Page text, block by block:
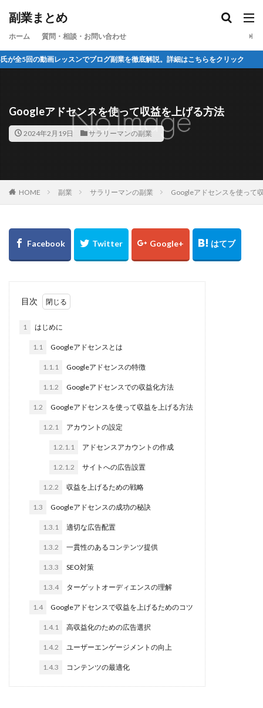
副業まとめ
ホーム 質問・相談・お問い合わせ
業を徹底解説。詳細はこちらをクリック
Googleアドセンスを使って収益を上げる方法
2024年2月19日 サラリーマンの副業
HOME 副業 サラリーマンの副業 Googleアドセンスを使って
目次
1 はじめに
1.1 Googleアドセンスとは
1.1.1 Googleアドセンスの特徴
1.1.2 Googleアドセンスでの収益化方法
1.2 Googleアドセンスを使って収益を上げる方法
1.2.1 アカウントの設定
1.2.1.1 アドセンスアカウントの作成
1.2.1.2 サイトへの広告設置
1.2.2 収益を上げるための戦略
1.3 Googleアドセンスの成功の秘訣
1.3.1 適切な広告配置
1.3.2 一貫性のあるコンテンツ提供
1.3.3 SEO対策
1.3.4 ターゲットオーディエンスの理解
1.4 Googleアドセンスで収益を上げるためのコツ
1.4.1 高収益化のための広告選択
1.4.2 ユーザーエンゲージメントの向上
1.4.3 コンテンツの最適化
カテゴリー
タグ
ブログ 稼ぐ 主婦
ブログ 稼ぐ サイト
ブログ 稼ぐ どこ
ブログ 稼ぐ おすすめ
ブログ 収入 平均
ブログ 収入 副業
ブログ 収入 初心者
ブログ pv 増やす
ブログ pv 収入
ブログ
パソコン副業
パソコン 稼ぐ 方法
パソコン 稼ぐ
ダイエット アフィリエイトブログ
ダイエット アフィリエイト ブログ
ダイエット アフィリエイト
ソーシャルレンディング 怪しい
スマホ 稼ぎ
スマホ アフィリエイト
スマホ ブログ 稼ぐ
ブログ 金儲け
ブログ、稼ぐ、ジャンル
稼げるおススメ分野
掲示板 アフィリエイト
専業 主婦 ブログ 収入
在宅 副業 男性
在宅 パソコン 仕事
副業を始めたい
副業 簡単 スマホ
副業 在宅 スマホ
副業 在宅
副業 スマホ
副業
初心者
主婦 小遣い稼ぎ ブログ
ブログ、稼ぐ、仕組み、アフィリエイト、副業、主婦、初心
主婦 在宅 仕事
主婦 ブログ 副業
主婦 ブログ
主婦 稼ぐ ブログ
主婦 ブログ 稼ぐ
主婦 ブログ 収入
レンタル掲示板
メール 稼ぐ
メルマガアフィリエイト
メルマガ アフィリエイト
ブログ稼ぐ仕組み